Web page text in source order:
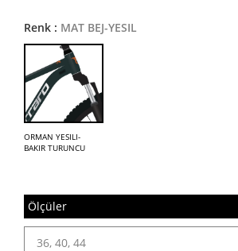
Renk : MAT BEJ-YESIL
ORMAN YESILI-
BAKIR TURUNCU
Ölçüler
36, 40, 44